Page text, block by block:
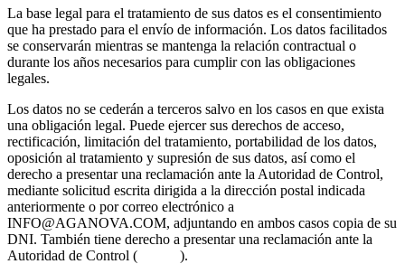
La base legal para el tratamiento de sus datos es el consentimiento
que ha prestado para el envío de información. Los datos facilitados
se conservarán mientras se mantenga la relación contractual o
durante los años necesarios para cumplir con las obligaciones
legales.
Los datos no se cederán a terceros salvo en los casos en que exista
una obligación legal. Puede ejercer sus derechos de acceso,
rectificación, limitación del tratamiento, portabilidad de los datos,
oposición al tratamiento y supresión de sus datos, así como el
derecho a presentar una reclamación ante la Autoridad de Control,
mediante solicitud escrita dirigida a la dirección postal indicada
anteriormente o por correo electrónico a
INFO@AGANOVA.COM, adjuntando en ambos casos copia de su
DNI. También tiene derecho a presentar una reclamación ante la
Autoridad de Control (
).